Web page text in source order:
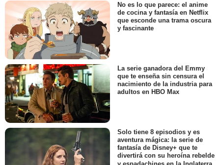
No es lo que parece: el anime
de cocina y fantasía en Netflix
que esconde una trama oscura
y fascinante
La serie ganadora del Emmy
que te enseña sin censura el
nacimiento de la industria para
adultos en HBO Max
Solo tiene 8 episodios y es
aventura mágica: la serie de
fantasía de Disney+ que te
divertirá con su heroína rebelde